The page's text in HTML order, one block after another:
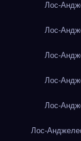
Лос-
Лос-
Лос-
Лос-
Лос-
Лос-